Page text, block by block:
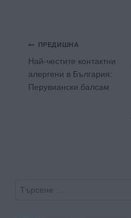
Навигация
ПРЕДИШНА
Най-честите контактни
алергени в България:
Перувиански балсам
Търсене